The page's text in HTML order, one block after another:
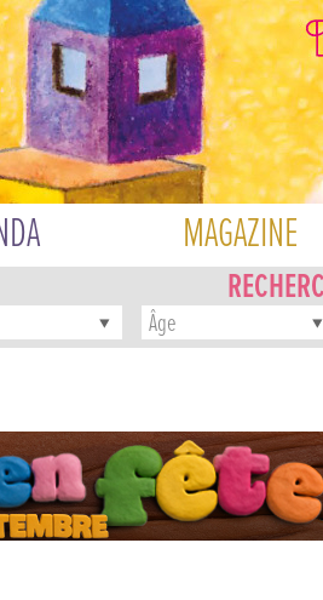
MAGAZINE
Âge